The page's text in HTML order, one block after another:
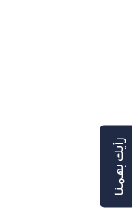
رأيك بهمنا